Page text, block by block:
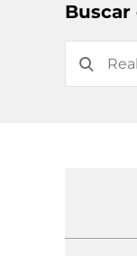
Buscar